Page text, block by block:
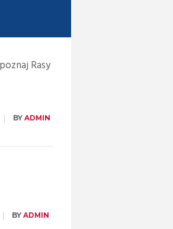
Rasy
BY ADMIN
BY ADMIN